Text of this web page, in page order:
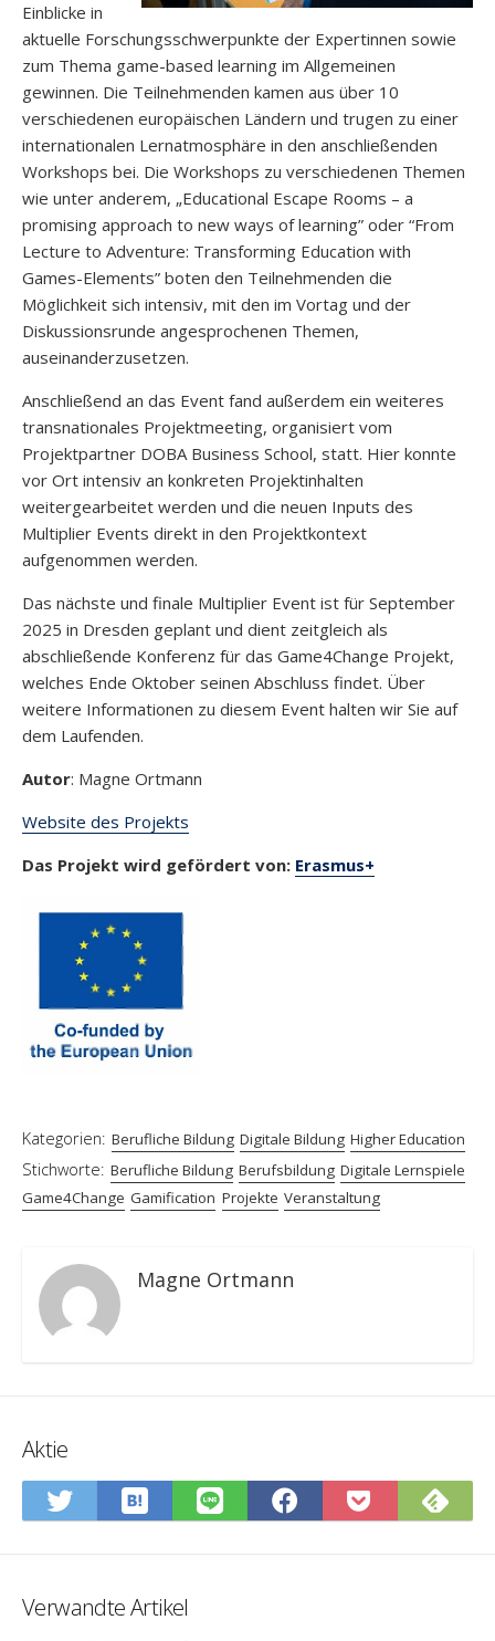
Einblicke in
aktuelle Forschungsschwerpunkte der Expertinnen sowie
zum Thema game-based learning im Allgemeinen
gewinnen. Die Teilnehmenden kamen aus über 10
verschiedenen europäischen Ländern und trugen zu einer
internationalen Lernatmosphäre in den anschließenden
Workshops bei. Die Workshops zu verschiedenen Themen
wie unter anderem, „Educational Escape Rooms – a
promising approach to new ways of learning” oder “From
Lecture to Adventure: Transforming Education with
Games-Elements” boten den Teilnehmenden die
Möglichkeit sich intensiv, mit den im Vortag und der
Diskussionsrunde angesprochenen Themen,
auseinanderzusetzen.
Anschließend an das Event fand außerdem ein weiteres
transnationales Projektmeeting, organisiert vom
Projektpartner DOBA Business School, statt. Hier konnte
vor Ort intensiv an konkreten Projektinhalten
weitergearbeitet werden und die neuen Inputs des
Multiplier Events direkt in den Projektkontext
aufgenommen werden.
Das nächste und finale Multiplier Event ist für September
2025 in Dresden geplant und dient zeitgleich als
abschließende Konferenz für das Game4Change Projekt,
welches Ende Oktober seinen Abschluss findet. Über
weitere Informationen zu diesem Event halten wir Sie auf
dem Laufenden.
Autor: Magne Ortmann
Website des Projekts
Das Projekt wird gefördert von: Erasmus+
Kategorien: Berufliche Bildung Digitale Bildung Higher Education
Stichworte: Berufliche Bildung Berufsbildung Digitale Lernspiele
Game4Change Gamification Projekte Veranstaltung
Magne Ortmann
Aktie
Auf
Twitter
In
Hatena-
Auf
LINE
Auf
Facebook
In
Pocket
Sie
Verwandte Artikel